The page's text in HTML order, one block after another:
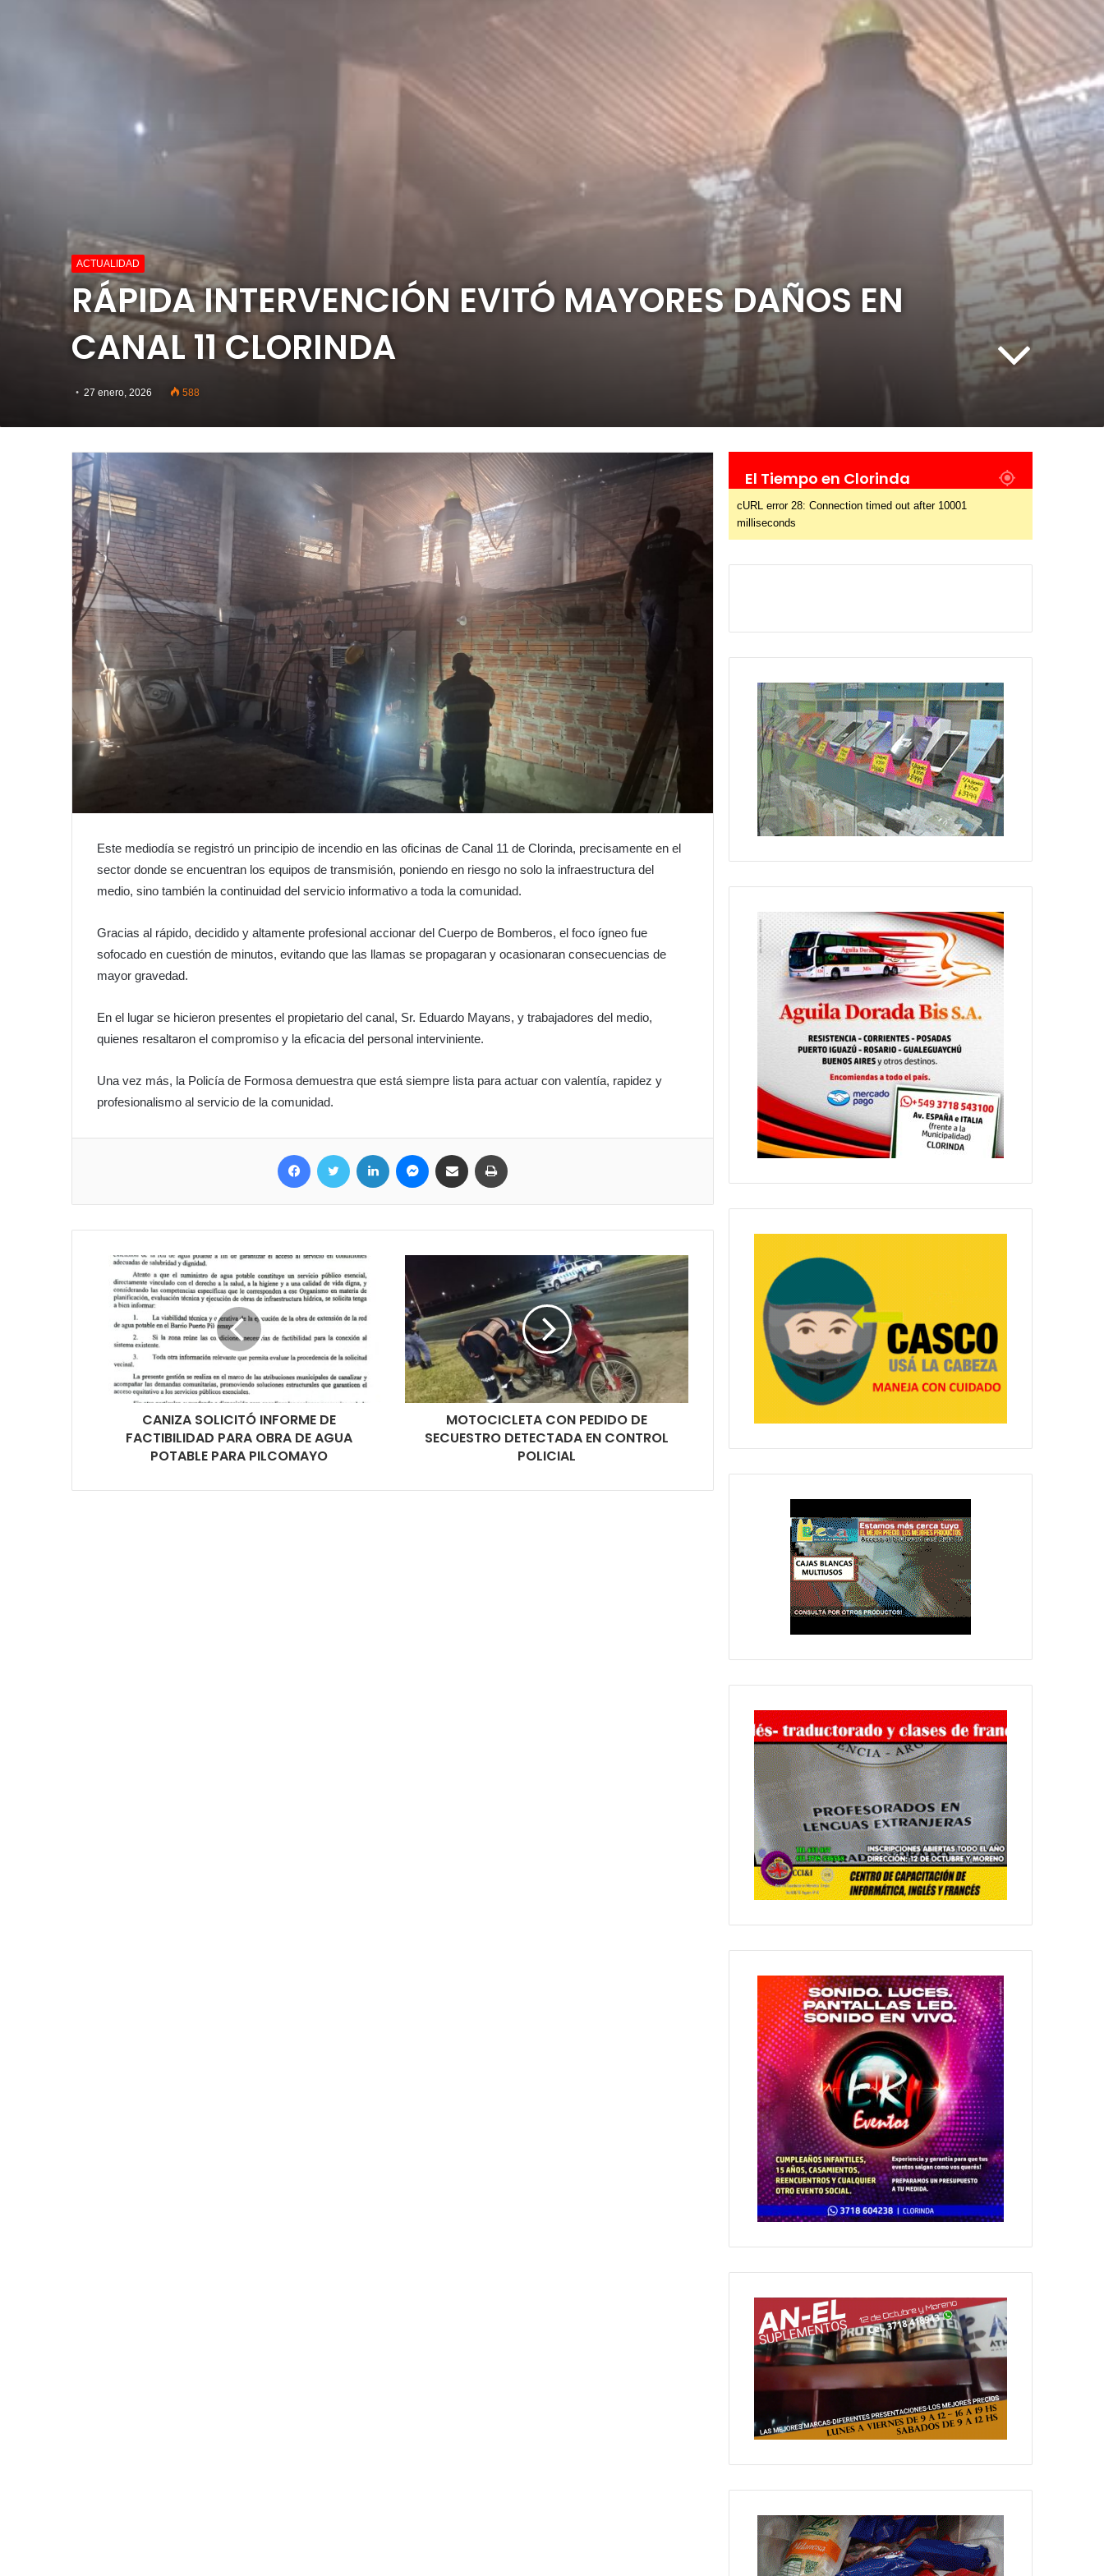
ACTUALIDAD
RÁPIDA INTERVENCIÓN EVITÓ MAYORES DAÑOS EN
CANAL 11 CLORINDA
27 enero, 2026 588
Este mediodía se registró un principio de incendio en las oficinas de Canal 11 de Clorinda, precisamente en el
sector donde se encuentran los equipos de transmisión, poniendo en riesgo no solo la infraestructura del
medio, sino también la continuidad del servicio informativo a toda la comunidad.
Gracias al rápido, decidido y altamente profesional accionar del Cuerpo de Bomberos, el foco ígneo fue
sofocado en cuestión de minutos, evitando que las llamas se propagaran y ocasionaran consecuencias de
mayor gravedad.
En el lugar se hicieron presentes el propietario del canal, Sr. Eduardo Mayans, y trabajadores del medio,
quienes resaltaron el compromiso y la eficacia del personal interviniente.
Una vez más, la Policía de Formosa demuestra que está siempre lista para actuar con valentía, rapidez y
profesionalismo al servicio de la comunidad.
CANIZA SOLICITÓ INFORME DE
FACTIBILIDAD PARA OBRA DE AGUA
POTABLE PARA PILCOMAYO
MOTOCICLETA CON PEDIDO DE
SECUESTRO DETECTADA EN CONTROL
POLICIAL
El Tiempo en Clorinda
cURL error 28: Connection timed out after 10001
milliseconds